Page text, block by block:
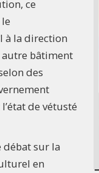
ce
à la direction
autre bâtiment
des
de vétusté
débat sur la
en